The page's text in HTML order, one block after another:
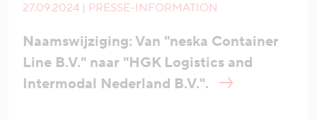
27.09.2024 | PRESSE-INFORMATION
Naamswijziging: Van "neska Container
Line B.V." naar "HGK Logistics and
Intermodal Nederland B.V.".